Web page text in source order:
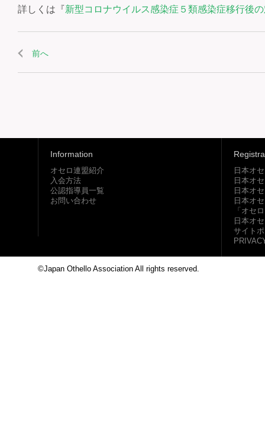
詳しくは『新型コロナウイルス感染症５類感染症移行後
前へ
Information
オセロ連盟紹介
入会方法
公認指導員一覧
お問い合わせ
日本オ
日本オ
日本オ
日本オ
「オセ
日本オ
サイト
©Japan Othello Association All rights reserved.